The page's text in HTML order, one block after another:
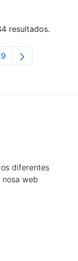
resultados.
intermedias Use
Páxina
diferentes
web